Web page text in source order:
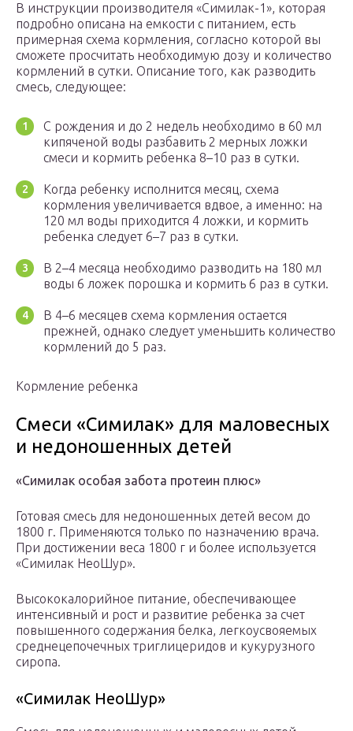
В инструкции производителя «Симилак-1», которая
подробно описана на емкости с питанием, есть
примерная схема кормления, согласно которой вы
сможете просчитать необходимую дозу и количество
кормлений в сутки. Описание того, как разводить
смесь, следующее:
С рождения и до 2 недель необходимо в 60 мл
кипяченой воды разбавить 2 мерных ложки
смеси и кормить ребенка 8–10 раз в сутки.
Когда ребенку исполнится месяц, схема
кормления увеличивается вдвое, а именно: на
120 мл воды приходится 4 ложки, и кормить
ребенка следует 6–7 раз в сутки.
В 2–4 месяца необходимо разводить на 180 мл
воды 6 ложек порошка и кормить 6 раз в сутки.
В 4–6 месяцев схема кормления остается
прежней, однако следует уменьшить количество
кормлений до 5 раз.
Кормление ребенка
Смеси «Симилак» для маловесных
и недоношенных детей
«Симилак особая забота протеин плюс»
Готовая смесь для недоношенных детей весом до
1800 г. Применяются только по назначению врача.
При достижении веса 1800 г и более используется
«Симилак НеоШур».
Высококалорийное питание, обеспечивающее
интенсивный и рост и развитие ребенка за счет
повышенного содержания белка, легкоусвояемых
среднецепочечных триглицеридов и кукурузного
сиропа.
«Симилак НеоШур»